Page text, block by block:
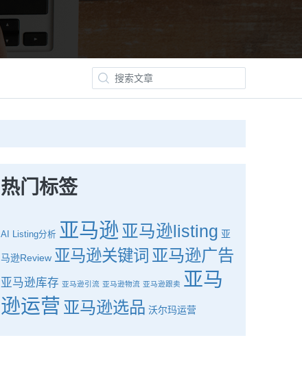
热门标签
AI Listing分析 亚马逊 亚马逊listing 亚
马逊Review 亚马逊关键词 亚马逊广告
亚马逊库存 亚马逊引流 亚马逊物流 亚马逊跟卖 亚马
逊运营 亚马逊选品 沃尔玛运营